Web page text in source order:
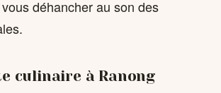
déhancher au son des
culinaire à Ranong